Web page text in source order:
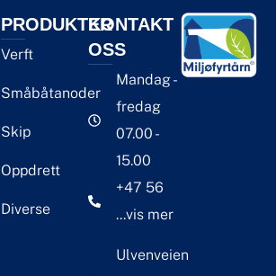
PRODUKTER
Verft
Småbåtanoder
Skip
Oppdrett
Diverse
KONTAKT
OSS
Mandag -
fredag
07.00 -
15.00
+47 56
...vis mer
Ulvenveien